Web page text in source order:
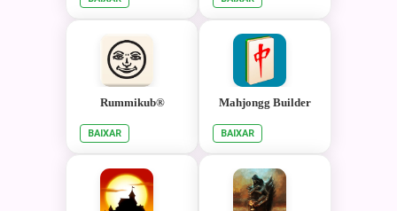
Rummikub®
BAIXAR
Mahjongg Builder
BAIXAR